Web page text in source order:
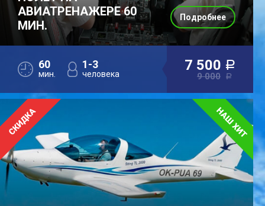
АВИАТРЕНАЖЕРЕ 60
МИН.
60
мин.
1-3
человека
7 500 a
9 000 a
Подробнее